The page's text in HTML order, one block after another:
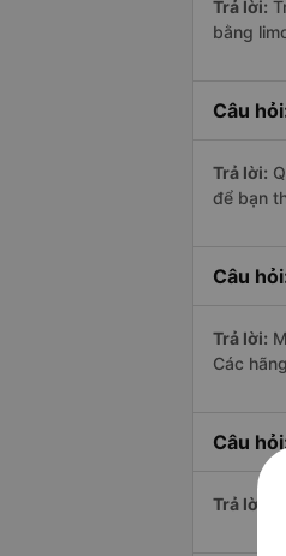
Trả lời:
bằng
Câu
Trả lời:
để bạn
Câu
Trả lời:
Các
Câu
Trả lời: